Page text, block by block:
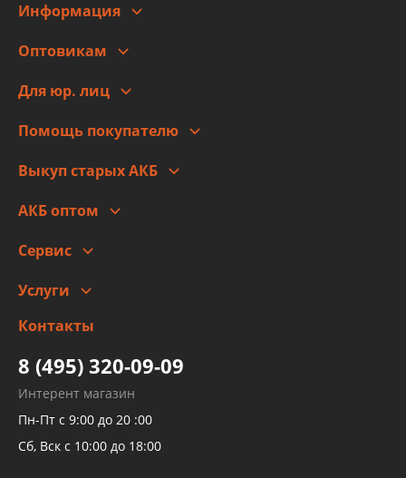
Информация
Адреса
Новости
Правовая информация
Оптовикам
Для юр. лиц
Помощь покупателю
Оплата
Гарантии и возврат
Выкуп старых АКБ
АКБ оптом
Сервис
Заправка кондиционера авто
Детейлинг
Услуги
высокого давления
Тормозных трубок
Рукавов гидроусилителей
Рукавов компрессоров и турбин
Трубок кондиционеров
Контакты
8 (495) 320-09-09
Интерент магазин
Пн-Пт с 9:00 до 20 :00
Сб, Вск с 10:00 до 18:00